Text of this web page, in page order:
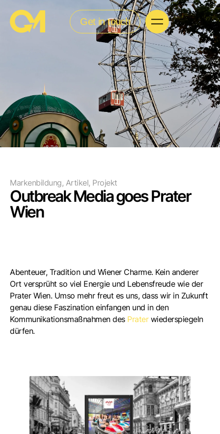
Get in touch
Markenbildung, Artikel, Projekt
Outbreak Media goes Prater
Wien
Abenteuer, Tradition und Wiener Charme. Kein anderer
Ort versprüht so viel Energie und Lebensfreude wie der
Prater Wien. Umso mehr freut es uns, dass wir in Zukunft
genau diese Faszination einfangen und in den
Kommunikationsmaßnahmen des Praterwiederspiegeln
dürfen.